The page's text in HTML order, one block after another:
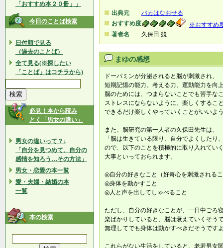
「おすすめ本２０冊」」
今日のことば検索
日付順で見る
（過去のことば）
全て見る(※探したい
「ことば」はコチラから)
必見！本から読み
とく「男女の違い」
男女の違いって？↓
「自分を見つめて、自分の
感情を知ろう…その方法」
男女・恋愛の本一覧
愛・夫婦・結婚の本
一覧
本の検索
出典元
バカはなおせる
おすすめ度
※おすすめ
著者名
久保田 競
まゆの感想
ドーパミンが分泌されると脳が刺激され、
短期記憶の能力、考える力、運動能力を向
脳のためには、つまらないことでも苦手な
ストレスにならないように、楽しくするこ
できるだけ楽しくやっていくことがいいよ
また、脳研究の第一人者の久保田先生は、
「脳は生きている限り、自分でよくしたり
ので、以下のことを積極的に取り入れてい
大事といっておられます。
◎自分の好きなこと（好奇心を刺激される
◎身体を動かすこと
◎人と声を出してしゃべること
ただし、自分の好きなことが、一日中ごろ
楽ばかりしていると、脳は衰えていくそう
無理してでも身体は動かすべきだそうです
これらがない生活をしていると、老若男女